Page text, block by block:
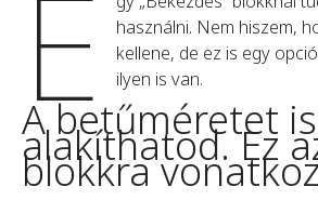
E
használni. Nem hiszem,
kellene, de ez is egy
ilyen is van.
A betűméretet is
alakíthatod. Ez
blokkra